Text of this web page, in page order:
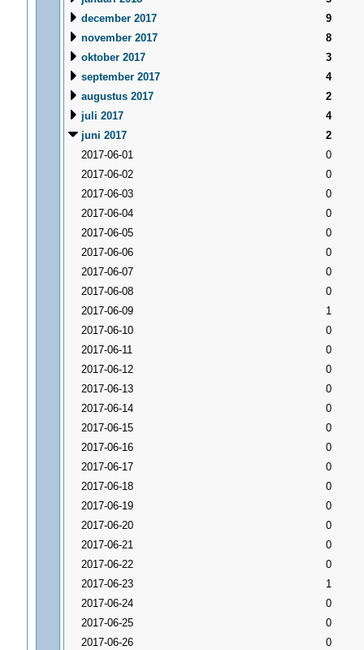
december 2017
9
november 2017
8
oktober 2017
3
september 2017
4
augustus 2017
2
juli 2017
4
juni 2017
2
2017-06-01
0
2017-06-02
0
2017-06-03
0
2017-06-04
0
2017-06-05
0
2017-06-06
0
2017-06-07
0
2017-06-08
0
2017-06-09
1
2017-06-10
0
2017-06-11
0
2017-06-12
0
2017-06-13
0
2017-06-14
0
2017-06-15
0
2017-06-16
0
2017-06-17
0
2017-06-18
0
2017-06-19
0
2017-06-20
0
2017-06-21
0
2017-06-22
0
2017-06-23
1
2017-06-24
0
2017-06-25
0
2017-06-26
0